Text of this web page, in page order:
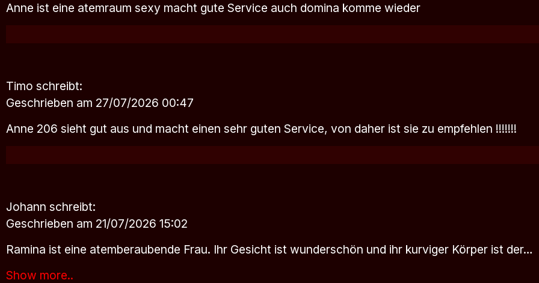
Anne ist eine atemraum sexy macht gute Service auch domina komme wieder
Timo schreibt:
Geschrieben am 27/07/2026 00:47
Anne 206 sieht gut aus und macht einen sehr guten Service, von daher ist sie zu empfehlen !!!!!!!
Johann schreibt:
Geschrieben am 21/07/2026 15:02
Ramina ist eine atemberaubende Frau. Ihr Gesicht ist wunderschön und ihr kurviger Körper ist der…
Show more..